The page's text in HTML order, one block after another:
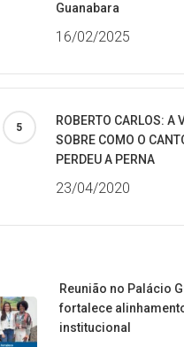
Guanabara
16/02/2025
ROBERTO CARLOS: A
SOBRE COMO O
PERDEU A PERNA
23/04/2020
Reunião no Palácio
fortalece
institucional